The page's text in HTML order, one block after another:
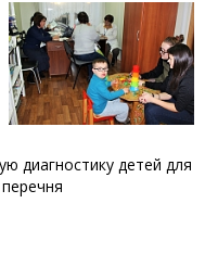
диагностику детей для